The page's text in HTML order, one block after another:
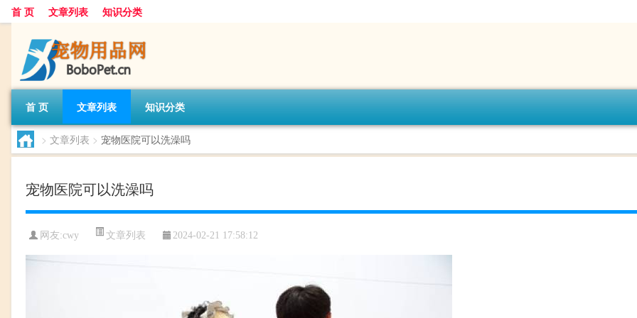
首 页 文章列表 知识分类
首 页 文章列表 知识分类
> 文章列表 > 宠物医院可以洗澡吗
宠物医院可以洗澡吗
网友:cwy 文章列表 2024-02-21 17:58:12